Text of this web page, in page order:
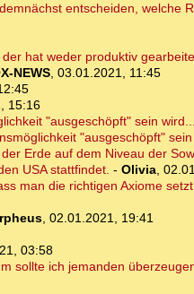
entscheiden, welche
hat weder produktiv
NEWS, 03.01.2021, 11:45
15:16
"ausgeschöpft" sein wird...
"ausgeschöpft"
Erde auf dem Niveau der
USA stattfindet. - Olivia,
man die richtigen Axiome
, 02.01.2021, 19:41
03:58
sollte ich jemanden